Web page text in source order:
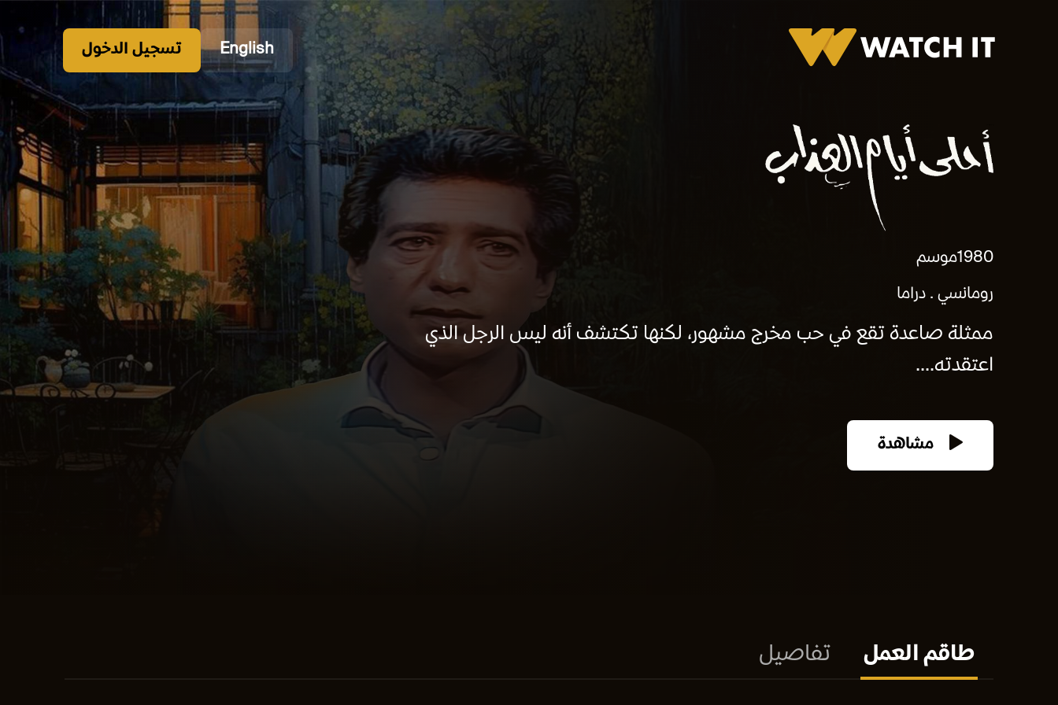
English تسجيل الدخول
1980موسم
رومانسي دراما
ممثلة صاعدة تقع في حب مخرج مشهور، لكنها تكتشف أنه ليس الرجل الذي
اعتقدته....
مشاهدة
طاقم العمل تفاصيل